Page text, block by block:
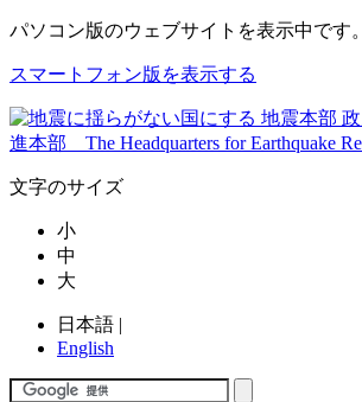
パソコン版のウェブサイトを表示中です。
スマートフォン版を表示する
文字のサイズ
小
中
大
日本語 |
English